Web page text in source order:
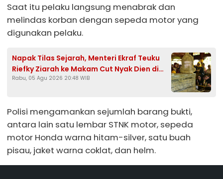
Saat itu pelaku langsung menabrak dan
melindas korban dengan sepeda motor yang
digunakan pelaku.
Napak Tilas Sejarah, Menteri Ekraf Teuku
Riefky Ziarah ke Makam Cut Nyak Dien di
Sumedang
Rabu, 05 Agu 2026 20:48 WIB
Polisi mengamankan sejumlah barang bukti,
antara lain satu lembar STNK motor, sepeda
motor Honda warna hitam-silver, satu buah
pisau, jaket warna coklat, dan helm.